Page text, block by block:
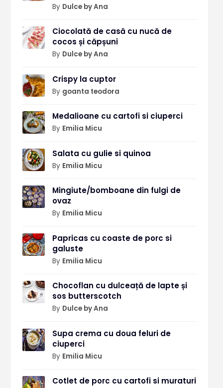
By Dulce by Ana
Ciocolată de casă cu nucă de
cocos și căpșuni
By Dulce by Ana
Crispy la cuptor
By goanta teodora
Medalioane cu cartofi si ciuperci
By Emilia Micu
Salata cu gulie si quinoa
By Emilia Micu
Mingiute/bomboane din fulgi de
ovaz
By Emilia Micu
Papricas cu coaste de porc si
galuste
By Emilia Micu
Chocoflan cu dulceață de lapte și
sos butterscotch
By Dulce by Ana
Supa crema cu doua feluri de
ciuperci
By Emilia Micu
Cotlet de porc cu cartofi si muraturi